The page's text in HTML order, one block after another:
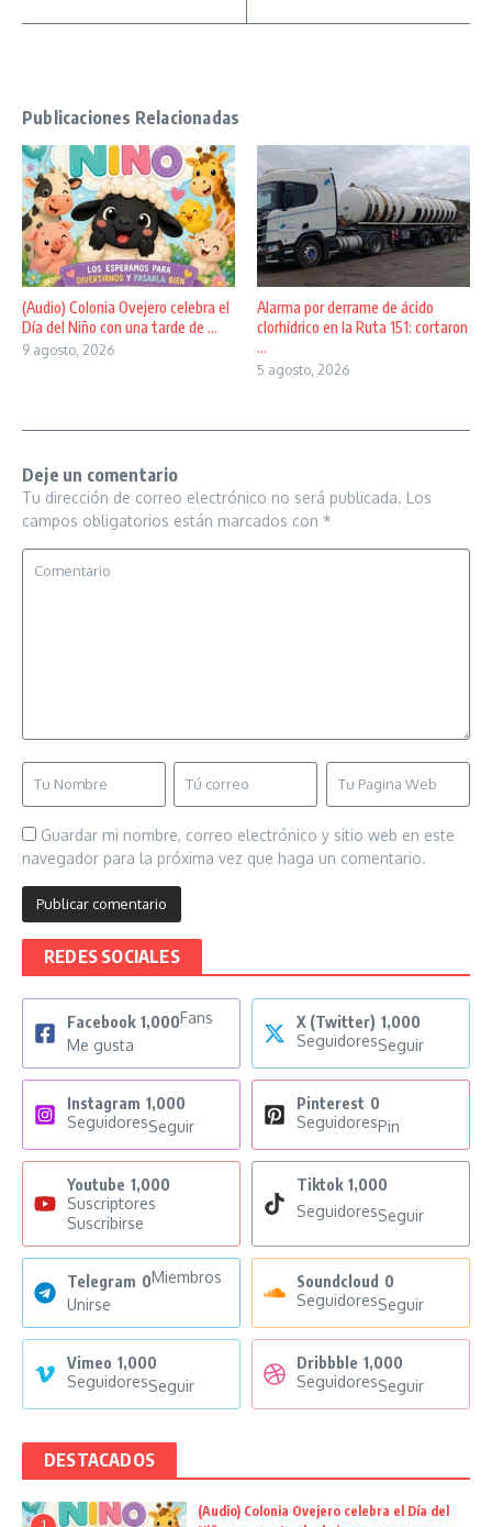
Publicaciones Relacionadas
(Audio) Colonia Ovejero celebra el
Día del Niño con una tarde de ...
9 agosto, 2026
Alarma por derrame de ácido
clorhídrico en la Ruta 151: cortaron
...
5 agosto, 2026
Deje un comentario
Tu dirección de correo electrónico no será publicada. Los
campos obligatorios están marcados con *
Guardar mi nombre, correo electrónico y sitio web en este
navegador para la próxima vez que haga un comentario.
REDES SOCIALES
Facebook 1,000Fans
Me gusta
X (Twitter) 1,000
SeguidoresSeguir
Instagram 1,000
SeguidoresSeguir
Pinterest 0
SeguidoresPin
Youtube 1,000
Suscriptores
Suscribirse
Tiktok 1,000
SeguidoresSeguir
Telegram 0Miembros
Unirse
Soundcloud 0
SeguidoresSeguir
Vimeo 1,000
SeguidoresSeguir
Dribbble 1,000
SeguidoresSeguir
DESTACADOS
(Audio) Colonia Ovejero celebra el Día del